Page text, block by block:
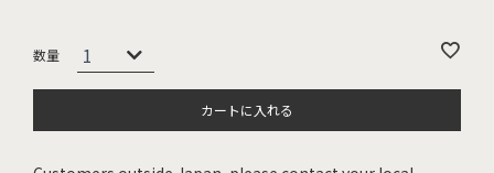
カートに入れる